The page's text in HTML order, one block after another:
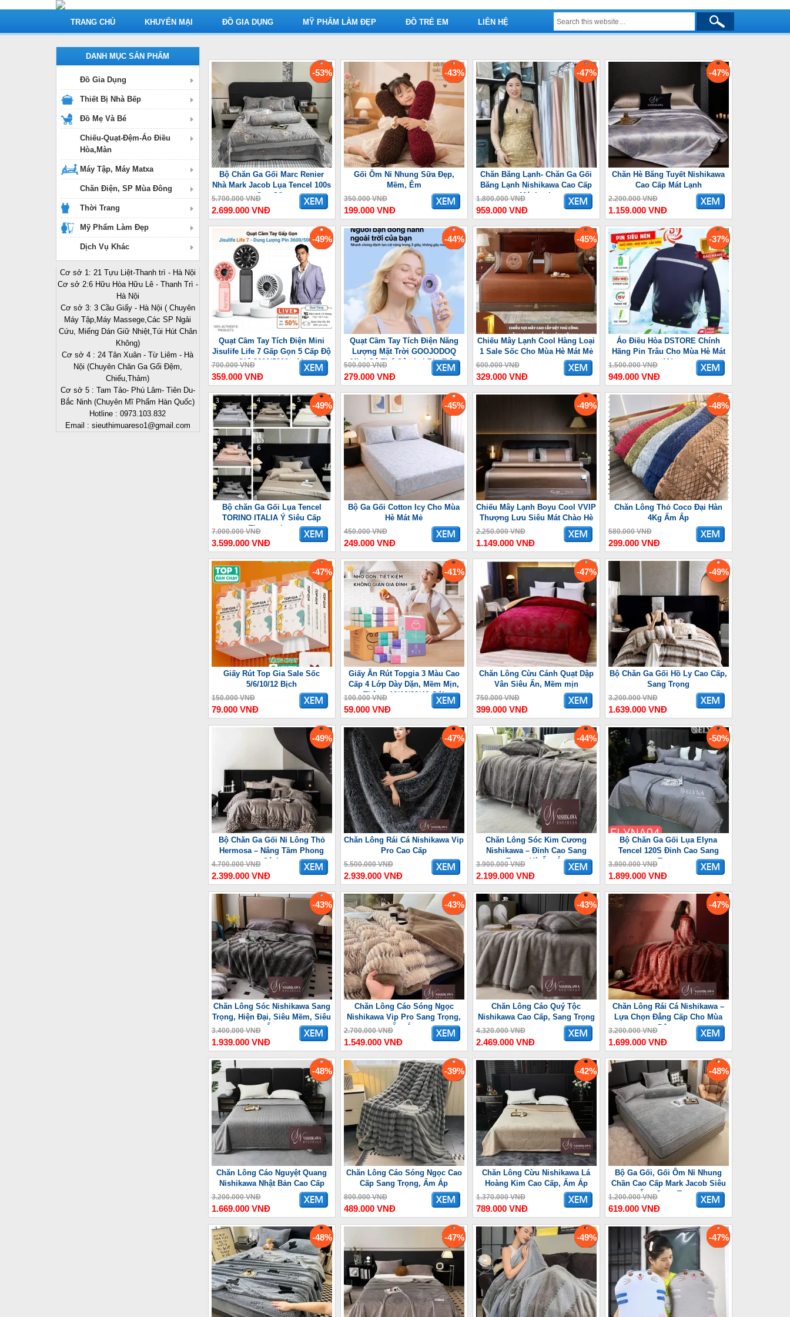
TRANG CHỦ KHUYẾN MẠI ĐỒ GIA DỤNG MỸ PHẨM LÀM ĐẸP ĐỒ TRẺ EM LIÊN HỆ
-53%
Bộ Chăn Ga Gối Marc Renier
Nhà Mark Jacob Lụa Tencel 100s
Cao Cấp
5.700.000 VNĐ
2.699.000 VNĐ
-43%
Gối Ôm Nỉ Nhung Sữa Đẹp,
Mềm, Êm
350.000 VNĐ
199.000 VNĐ
-47%
Chăn Băng Lạnh- Chăn Ga Gối
Băng Lạnh Nishikawa Cao Cấp
Mát Lạnh
1.800.000 VNĐ
959.000 VNĐ
-47%
Chăn Hè Băng Tuyết Nishikawa
Cao Cấp Mát Lạnh
2.200.000 VNĐ
1.159.000 VNĐ
-49%
Quạt Cầm Tay Tích Điện Mini
Jisulife Life 7 Gấp Gọn 5 Cấp Độ
Gió 3600/5000mAh
700.000 VNĐ
359.000 VNĐ
-44%
Quạt Cầm Tay Tích Điện Năng
Lượng Mặt Trời GOOJODOQ
Mini Có Thể Gập Lại Pin Trâu
3600 mAh
500.000 VNĐ
279.000 VNĐ
-45%
Chiếu Mây Lạnh Cool Hàng Loại
1 Sale Sốc Cho Mùa Hè Mát Mẻ
600.000 VNĐ
329.000 VNĐ
-37%
Áo Điều Hòa DSTORE Chính
Hãng Pin Trâu Cho Mùa Hè Mát
Mẻ
1.500.000 VNĐ
949.000 VNĐ
-49%
Bộ chăn Ga Gối Lụa Tencel
TORINO ITALIA Ý Siêu Cấp
Thượng Lưu
7.000.000 VNĐ
3.599.000 VNĐ
-45%
Bộ Ga Gối Cotton Icy Cho Mùa
Hè Mát Mẻ
450.000 VNĐ
249.000 VNĐ
-49%
Chiếu Mây Lạnh Boyu Cool VVIP
Thượng Lưu Siêu Mát Chào Hè
2.250.000 VNĐ
1.149.000 VNĐ
-48%
Chăn Lông Thỏ Coco Đại Hàn
4Kg Ấm Ấp
580.000 VNĐ
299.000 VNĐ
-47%
Giấy Rút Top Gia Sale Sốc
5/6/10/12 Bịch
150.000 VNĐ
79.000 VNĐ
-41%
Giấy Ăn Rút Topgia 3 Màu Cao
Cấp 4 Lớp Dày Dặn, Mềm Mịn,
Thùng 10/16/36/46 Gói
100.000 VNĐ
59.000 VNĐ
-47%
Chăn Lông Cừu Cánh Quạt Dập
Vân Siêu Ấn, Mềm mịn
750.000 VNĐ
399.000 VNĐ
-49%
Bộ Chăn Ga Gối Hồ Ly Cao Cấp,
Sang Trọng
3.200.000 VNĐ
1.639.000 VNĐ
-49%
Bộ Chăn Ga Gối Nỉ Lông Thỏ
Hermosa – Nâng Tầm Phong
Cách
4.700.000 VNĐ
2.399.000 VNĐ
-47%
Chăn Lông Rái Cá Nishikawa Vip
Pro Cao Cấp
5.500.000 VNĐ
2.939.000 VNĐ
-44%
Chăn Lông Sóc Kim Cương
Nishikawa – Đỉnh Cao Sang
Trọng Và Ấm Áp
3.900.000 VNĐ
2.199.000 VNĐ
-50%
Bộ Chăn Ga Gối Lụa Elyna
Tencel 120S Đỉnh Cao Sang
Trọng
3.800.000 VNĐ
1.899.000 VNĐ
-43%
Chăn Lông Sóc Nishikawa Sang
Trọng, Hiện Đại, Siêu Mềm, Siêu
Ấm
3.400.000 VNĐ
1.939.000 VNĐ
-43%
Chăn Lông Cáo Sóng Ngọc
Nishikawa Vip Pro Sang Trọng,
Ấm Áp
2.700.000 VNĐ
1.549.000 VNĐ
-43%
Chăn Lông Cáo Quý Tộc
Nishikawa Cao Cấp, Sang Trọng
4.320.000 VNĐ
2.469.000 VNĐ
-47%
Chăn Lông Rái Cá Nishikawa –
Lựa Chọn Đẳng Cấp Cho Mùa
Đông
3.200.000 VNĐ
1.699.000 VNĐ
-48%
Chăn Lông Cáo Nguyệt Quang
Nishikawa Nhật Bản Cao Cấp
3.200.000 VNĐ
1.669.000 VNĐ
-39%
Chăn Lông Cáo Sóng Ngọc Cao
Cấp Sang Trọng, Ấm Áp
800.000 VNĐ
489.000 VNĐ
-42%
Chăn Lông Cừu Nishikawa Lá
Hoàng Kim Cao Cấp, Ấm Áp
1.370.000 VNĐ
789.000 VNĐ
-48%
Bộ Ga Gối, Gối Ôm Nỉ Nhung
Chần Cao Cấp Mark Jacob Siêu
Ấm, Sang Trọng
1.200.000 VNĐ
619.000 VNĐ
-48% -47% -49% -47%
DANH MỤC SẢN PHẨM
Đồ Gia Dụng
Thiết Bị Nhà Bếp
Đồ Mẹ Và Bé
Chiếu-Quạt-Đệm-Áo Điều
Hòa,Màn
Máy Tập, Máy Matxa
Chăn Điện, SP Mùa Đông
Thời Trang
Mỹ Phẩm Làm Đẹp
Dịch Vụ Khác
Cơ sở 1: 21 Tựu Liệt-Thanh trì - Hà Nội
Cơ sở 2:6 Hữu Hòa Hữu Lê - Thanh Trì -
Hà Nội
Cơ sở 3: 3 Cầu Giấy - Hà Nội ( Chuyên
Máy Tập,Máy Massege,Các SP Ngải
Cứu, Miếng Dán Giữ Nhiệt,Túi Hút Chân
Không)
Cơ sở 4 : 24 Tân Xuân - Từ Liêm - Hà
Nội (Chuyên Chăn Ga Gối Đệm,
Chiếu,Thảm)
Cơ sở 5 : Tam Tảo- Phú Lâm- Tiên Du-
Bắc Ninh (Chuyên Mĩ Phẩm Hàn Quốc)
Hotline : 0973.103.832
Email : sieuthimuareso1@gmail.com